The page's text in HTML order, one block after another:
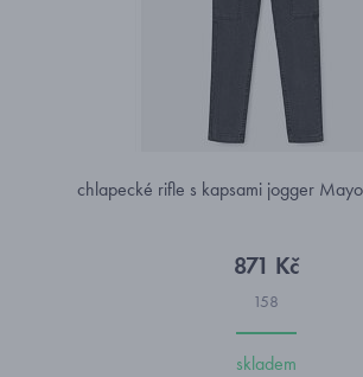
chlapecké rifle s kapsami jogger
871 Kč
158
skladem